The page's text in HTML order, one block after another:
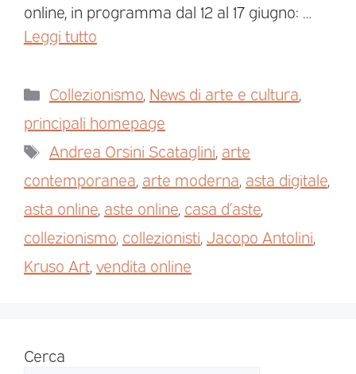
online, in programma dal 12 al 17 giugno: …
Leggi tutto
Collezionismo News di arte e cultura
principali homepage
Andrea Orsini Scataglini arte
contemporanea arte moderna asta digitale
asta online aste online casa d’aste
collezionismo collezionisti Jacopo Antolini
Kruso Art vendita online
Cerca